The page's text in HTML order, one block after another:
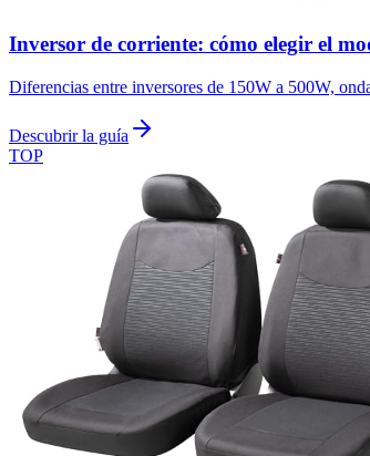
Inversor de corriente: cómo elegir el
Diferencias entre inversores de 150W a 500W,
Descubrir la guía
TOP